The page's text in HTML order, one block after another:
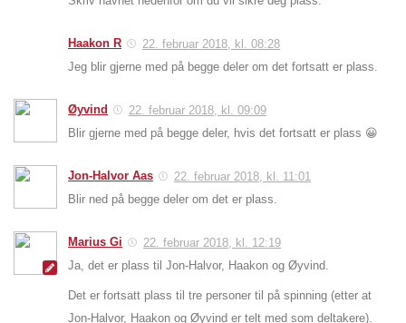
Haakon R
22. februar 2018, kl. 08:28
Jeg blir gjerne med på begge deler om det fortsatt er plass.
Øyvind
22. februar 2018, kl. 09:09
Blir gjerne med på begge deler, hvis det fortsatt er plass 😀
Jon-Halvor Aas
22. februar 2018, kl. 11:01
Blir ned på begge deler om det er plass.
Marius Gi
22. februar 2018, kl. 12:19
Ja, det er plass til Jon-Halvor, Haakon og Øyvind.
Det er fortsatt plass til tre personer til på spinning (etter at
Jon-Halvor, Haakon og Øyvind er telt med som deltakere).